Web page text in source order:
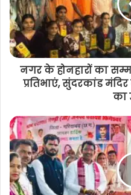
नगर के होनहारों का
प्रतिभाएं, सुंदरकांड मंदिर
का